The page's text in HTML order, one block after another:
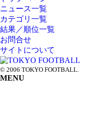
HOME
NEWS
CATEGORY
RANK
PAGETOP
ニュース一覧
カテゴリ一覧
結果／順位一覧
お問合せ
サイトについて
© 2006 TOKYO FOOTBALL.
MENU